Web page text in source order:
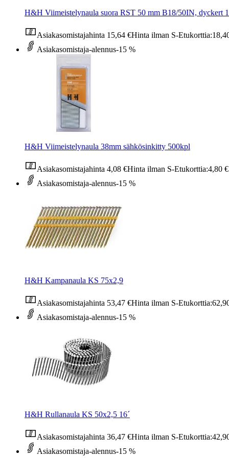
H&H Viimeistelynaula suora RST 50 mm B18/50IN, dyckert
Asiakasomistajahinta 15,64 €Hinta ilman S-Etukorttia:
Asiakasomistaja-alennus-15 %
H&H Viimeistelynaula 38mm sähkösinkitty 500kpl
Asiakasomistajahinta 4,08 €Hinta ilman S-Etukorttia:4,80 €
Asiakasomistaja-alennus-15 %
H&H Kampanaula KS 75x2,9
Asiakasomistajahinta 53,47 €Hinta ilman S-Etukorttia:
Asiakasomistaja-alennus-15 %
H&H Rullanaula KS 50x2,5 16´
Asiakasomistajahinta 36,47 €Hinta ilman S-Etukorttia:
Asiakasomistaja-alennus-15 %